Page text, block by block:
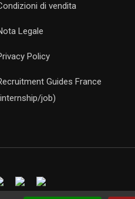
di vendita
Legale
Policy
Guides France
job)